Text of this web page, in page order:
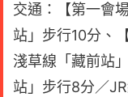
交通：【第一會
站」步行10分、
淺草線「藏前站
站」步行8分／